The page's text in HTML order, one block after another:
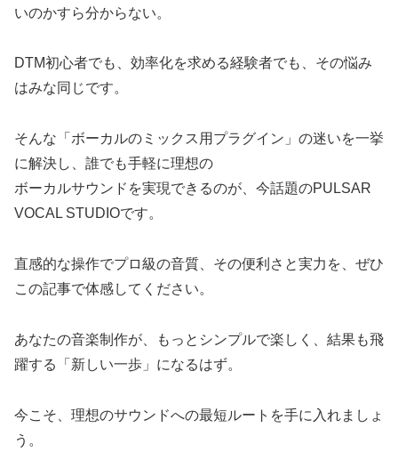
いのかすら分からない。
DTM初心者でも、効率化を求める経験者でも、その悩み
はみな同じです。
そんな「ボーカルのミックス用プラグイン」の迷いを一挙
に解決し、誰でも手軽に理想の
ボーカルサウンドを実現できるのが、今話題のPULSAR
VOCAL STUDIOです。
直感的な操作でプロ級の音質、その便利さと実力を、ぜひ
この記事で体感してください。
あなたの音楽制作が、もっとシンプルで楽しく、結果も飛
躍する「新しい一歩」になるはず。
今こそ、理想のサウンドへの最短ルートを手に入れましょ
う。